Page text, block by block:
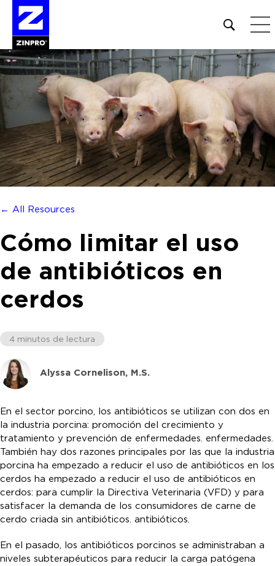
Open
site
search
form
Buscar:
← All Resources
Cómo limitar el uso
de antibióticos en
cerdos
4 minutos de lectura
Alyssa Cornelison, M.S.
En el sector porcino, los antibióticos se utilizan con dos en
la industria porcina: promoción del crecimiento y
tratamiento y prevención de enfermedades. enfermedades.
También hay dos razones principales por las que la industria
porcina ha empezado a reducir el uso de antibióticos en los
cerdos ha empezado a reducir el uso de antibióticos en
cerdos: para cumplir la Directiva Veterinaria (VFD) y para
satisfacer la demanda de los consumidores de carne de
cerdo criada sin antibióticos. antibióticos.
En el pasado, los antibióticos porcinos se administraban a
niveles subterapéuticos para reducir la carga patógena